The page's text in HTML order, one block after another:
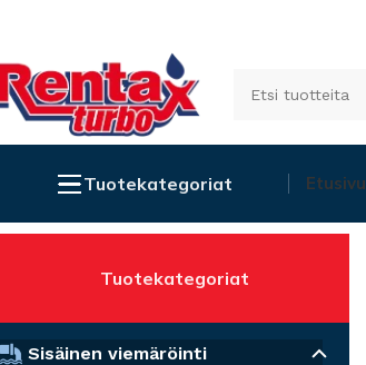
Tuotekategoriat Etusivu
Tuotekategoriat
Sisäinen viemäröinti